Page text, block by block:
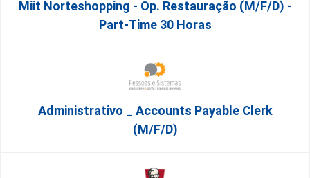
Miit Norteshopping - Op. Restauração (m/f/d) -
Part-Time 30 Horas
Administrativo _ Accounts Payable Clerk
(m/f/d)